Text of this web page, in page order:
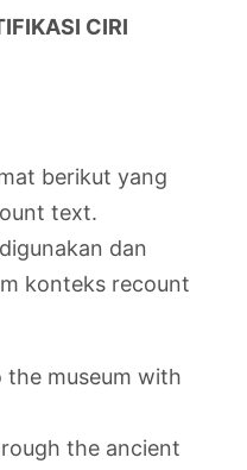
CIRI
berikut yang
text.
dan
konteks recount
the museum with
the ancient